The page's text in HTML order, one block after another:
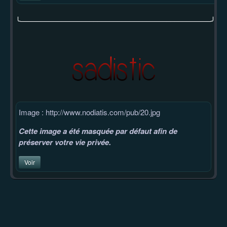
╰–––––––––––––––––––––––––––––––––––––––––––––––╯
Image : http://www.nodiatis.com/pub/20.jpg
Cette image a été masquée par défaut afin de
préserver votre vie privée.
Voir